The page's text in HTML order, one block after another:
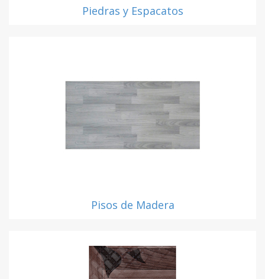
Piedras y Espacatos
Pisos de Madera